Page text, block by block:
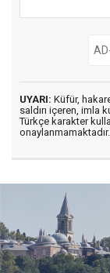
UYARI: Küfür,
saldırı içeren, imla
Türkçe karakter
onaylanmamaktadır.